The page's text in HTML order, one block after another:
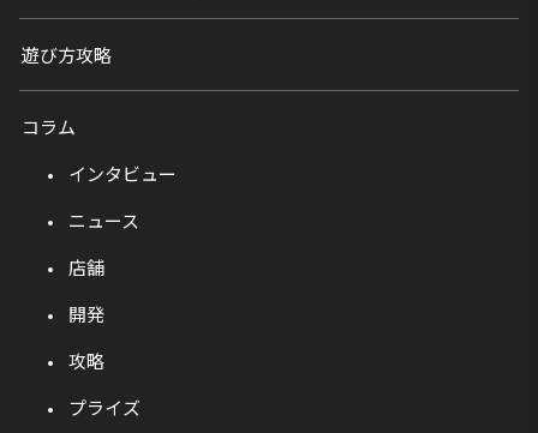
遊び方攻略
コラム
インタビュー
ニュース
店舗
開発
攻略
プライズ